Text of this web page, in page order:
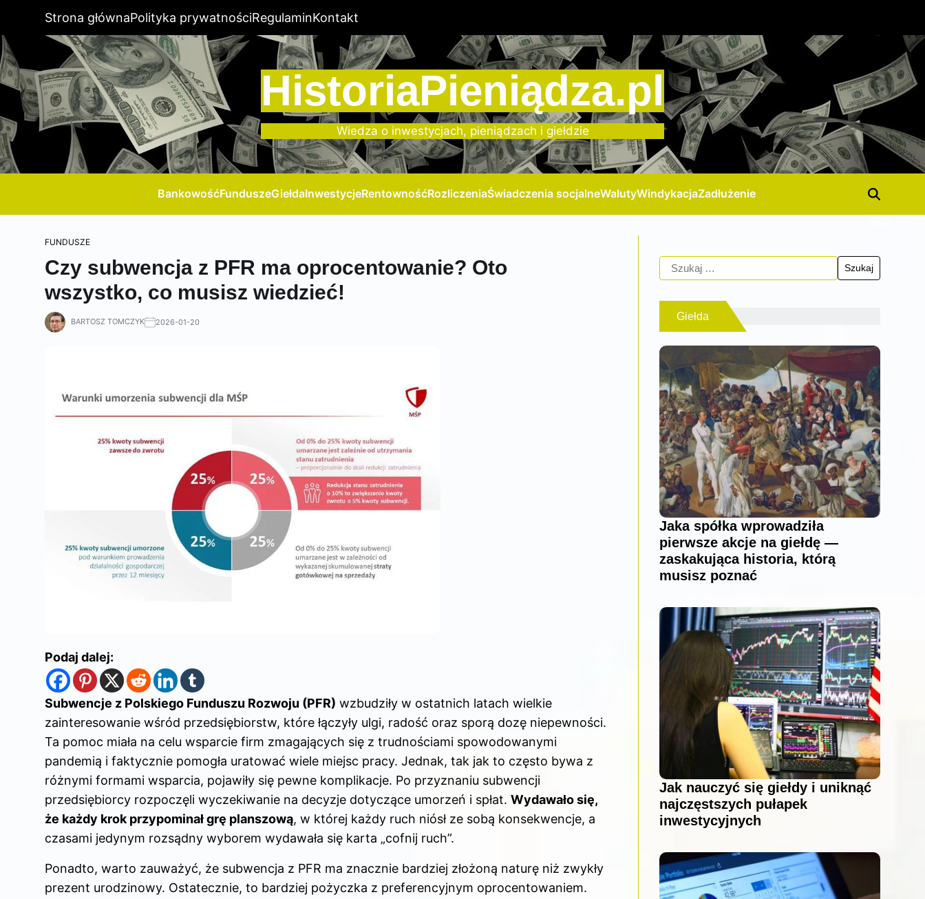
Strona głównaPolityka prywatnościRegulaminKontakt
HistoriaPieniądza.pl
Wiedza o inwestycjach, pieniądzach i giełdzie
BankowośćFunduszeGiełdaInwestycjeRentownośćRozliczeniaŚwiadczenia socjalneWalutyWindykacjaZadłużenie
FUNDUSZE
Czy subwencja z PFR ma oprocentowanie? Oto
wszystko, co musisz wiedzieć!
BARTOSZ TOMCZYK 2026-01-20
Podaj dalej:
Subwencje z Polskiego Funduszu Rozwoju (PFR) wzbudziły w ostatnich latach wielkie
zainteresowanie wśród przedsiębiorstw, które łączyły ulgi, radość oraz sporą dozę niepewności.
Ta pomoc miała na celu wsparcie firm zmagających się z trudnościami spowodowanymi
pandemią i faktycznie pomogła uratować wiele miejsc pracy. Jednak, tak jak to często bywa z
różnymi formami wsparcia, pojawiły się pewne komplikacje. Po przyznaniu subwencji
przedsiębiorcy rozpoczęli wyczekiwanie na decyzje dotyczące umorzeń i spłat. Wydawało się,
że każdy krok przypominał grę planszową, w której każdy ruch niósł ze sobą konsekwencje, a
czasami jedynym rozsądny wyborem wydawała się karta „cofnij ruch”.
Ponadto, warto zauważyć, że subwencja z PFR ma znacznie bardziej złożoną naturę niż zwykły
prezent urodzinowy. Ostatecznie, to bardziej pożyczka z preferencyjnym oprocentowaniem.
Giełda
Jaka spółka wprowadziła
pierwsze akcje na giełdę —
zaskakująca historia, którą
musisz poznać
Jak nauczyć się giełdy i uniknąć
najczęstszych pułapek
inwestycyjnych